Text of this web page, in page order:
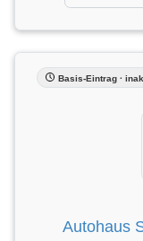
Basis-Eintrag ·
Autohaus